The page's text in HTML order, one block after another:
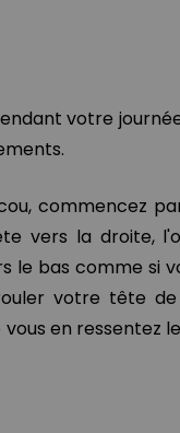
votre
commencez
vers la droite,
le bas comme si
votre tête
en ressentez